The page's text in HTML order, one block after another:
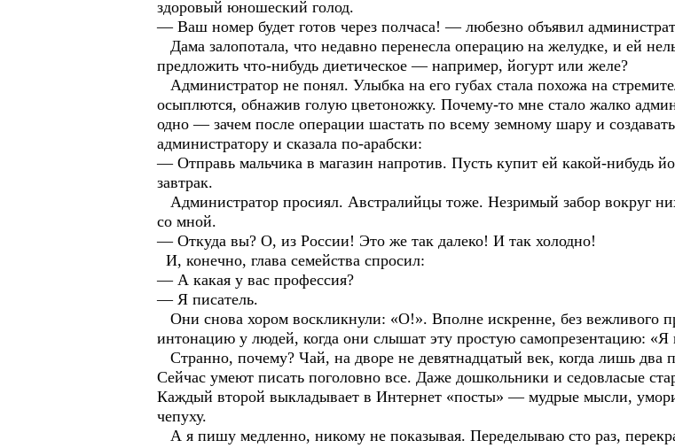
здоровый юношеский голод.
— Ваш номер будет готов через полчаса! — любезно объявил
Дама залопотала, что недавно перенесла операцию на желудке, и ей
предложить что-нибудь диетическое — например, йогурт или желе?
Администратор не понял. Улыбка на его губах стала похожа на
осыплются, обнажив голую цветоножку. Почему-то мне стало жалко
одно — зачем после операции шастать по всему земному шару и
администратору и сказала по-арабски:
— Отправь мальчика в магазин напротив. Пусть купит ей какой-нибудь
завтрак.
Администратор просиял. Австралийцы тоже. Незримый забор вокруг
со мной.
— Откуда вы? О, из России! Это же так далеко! И так холодно!
И, конечно, глава семейства спросил:
— А какая у вас профессия?
— Я писатель.
Они снова хором воскликнули: «О!». Вполне искренне, без вежливого
интонацию у людей, когда они слышат эту простую самопрезентацию: «Я
Странно, почему? Чай, на дворе не девятнадцатый век, когда лишь два
Сейчас умеют писать поголовно все. Даже дошкольники и седовласые
Каждый второй выкладывает в Интернет «посты» — мудрые мысли,
чепуху.
А я пишу медленно, никому не показывая. Переделываю сто раз,